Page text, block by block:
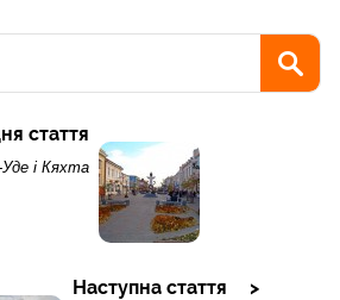
стаття
і Кяхта
Наступна стаття